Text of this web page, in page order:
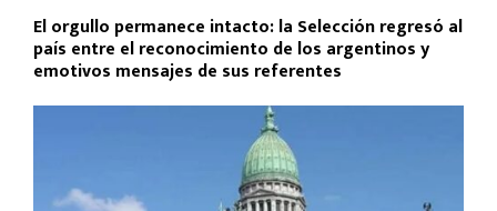
El orgullo permanece intacto: la Selección regresó al
país entre el reconocimiento de los argentinos y
emotivos mensajes de sus referentes